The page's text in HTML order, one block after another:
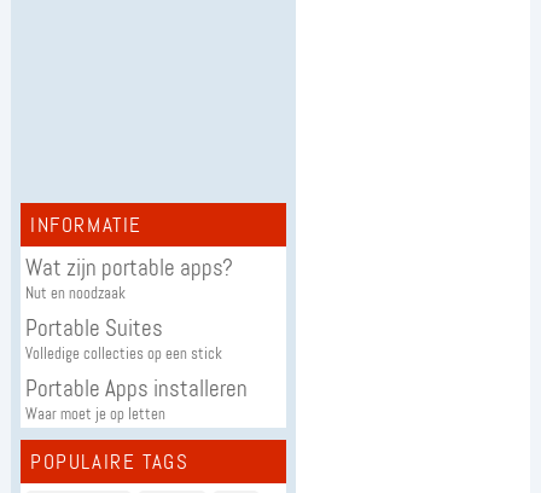
INFORMATIE
Wat zijn portable apps?
Nut en noodzaak
Portable Suites
Volledige collecties op een stick
Portable Apps installeren
Waar moet je op letten
POPULAIRE TAGS